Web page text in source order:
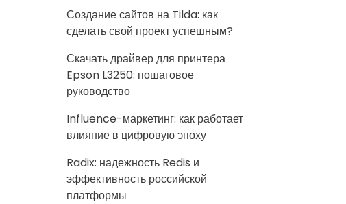
Создание сайтов на Tilda: как
сделать свой проект успешным?
Скачать драйвер для принтера
Epson L3250: пошаговое
руководство
Influence-маркетинг: как работает
влияние в цифровую эпоху
Radix: надежность Redis и
эффективность российской
платформы